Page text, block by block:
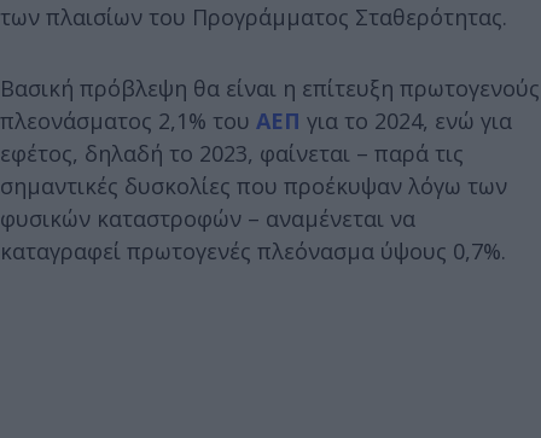
των πλαισίων του Προγράμματος Σταθερότητας.
Βασική πρόβλεψη θα είναι η επίτευξη πρωτογενούς
πλεονάσματος 2,1% του ΑΕΠ για το 2024, ενώ για
εφέτος, δηλαδή το 2023, φαίνεται – παρά τις
σημαντικές δυσκολίες που προέκυψαν λόγω των
φυσικών καταστροφών – αναμένεται να
καταγραφεί πρωτογενές πλεόνασμα ύψους 0,7%.